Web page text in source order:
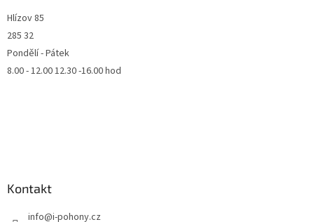
Hlízov 85
285 32
Pondělí - Pátek
8.00 - 12.00 12.30 -16.00 hod
Kontakt
info@i-pohony.cz